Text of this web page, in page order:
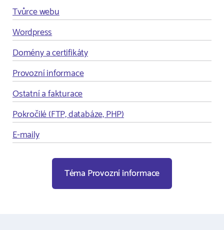
Tvůrce webu
Wordpress
Domény a certifikáty
Provozní informace
Ostatní a fakturace
Pokročilé (FTP, databáze, PHP)
E-maily
Téma Provozní informace